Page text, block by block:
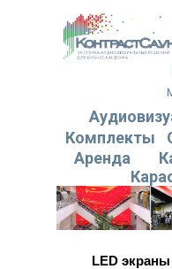
Комплекты
Аренда
LED